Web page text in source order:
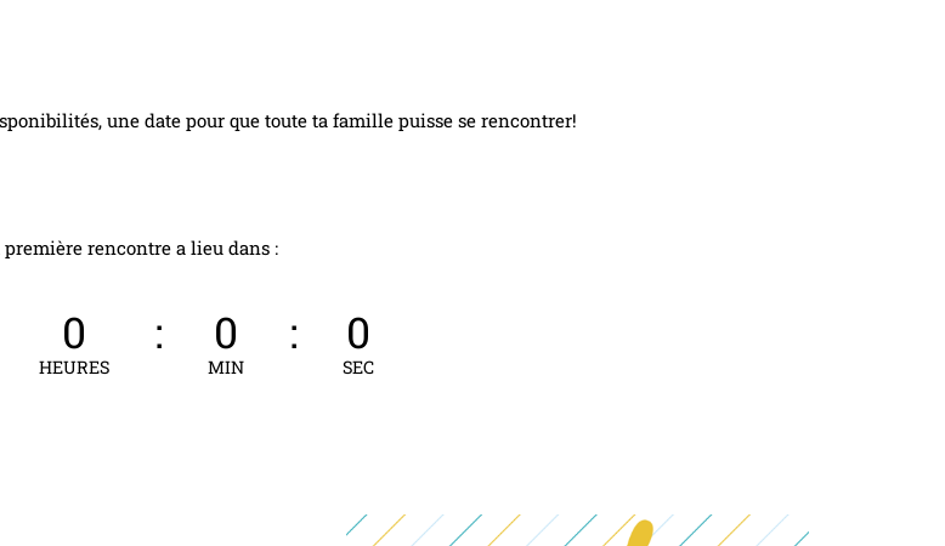
une date pour que toute ta famille puisse se rencontrer!
première rencontre a lieu dans :
0
HEURES
: 0
MIN
: 0
SEC